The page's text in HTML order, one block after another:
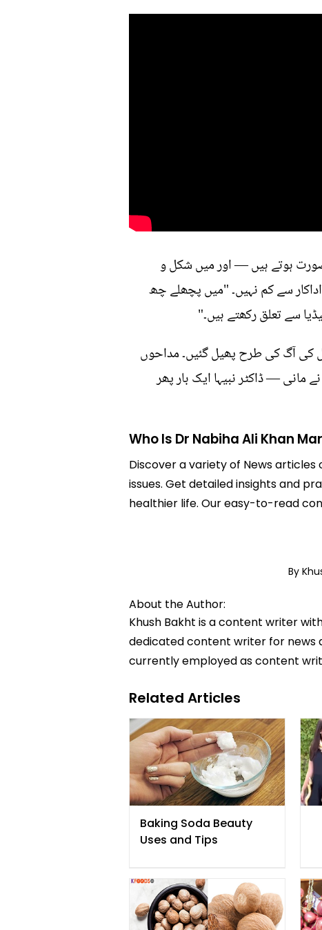
ہوتے ہیں — اور میں شکل و
سے کم نہیں۔ "میں پچھلے چھ
سے تعلق رکھتے ہیں۔"
کی آگ کی طرح پھیل گئیں۔ مداحوں
مانی — ڈاکٹر نبیہا ایک بار پھر
Who Is Dr Nabiha Ali Khan
Discover a variety of News articles
issues. Get detailed insights and
healthier life. Our easy-to-read
By
About the Author:
Khush Bakht is a content writer
dedicated content writer for news
currently employed as content
Related Articles
Baking Soda Beauty
Uses and Tips